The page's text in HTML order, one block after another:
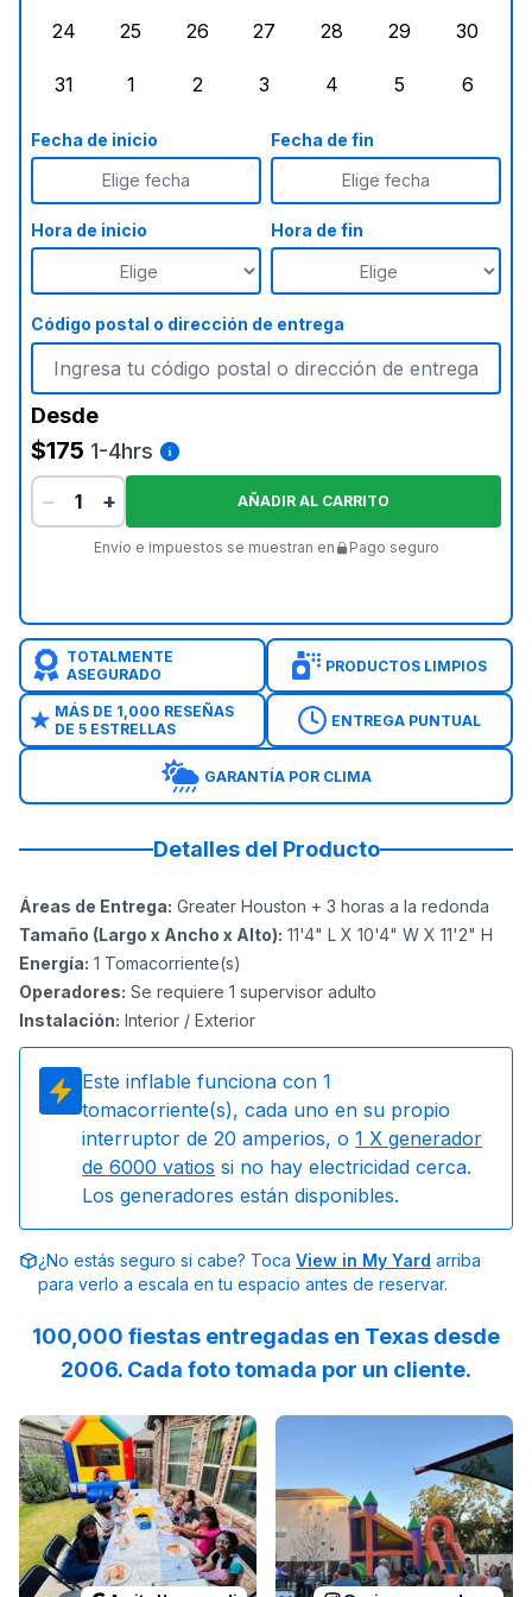
24
25
26
27
28
29
30
31
1
2
3
4
5
6
Fecha de inicio
Elige fecha
Fecha de fin
Elige fecha
Hora de inicio Hora de fin
Código postal o dirección de entrega
Desde
$175 1-4hrs
−
+ AÑADIR AL CARRITO
Envío e impuestos se muestran en Pago seguro
TOTALMENTE
ASEGURADO
PRODUCTOS LIMPIOS
MÁS DE 1,000 RESEÑAS
DE 5 ESTRELLAS
ENTREGA PUNTUAL
GARANTÍA POR CLIMA
Detalles del Producto
Áreas de Entrega: Greater Houston + 3 horas a la redonda
Tamaño (Largo x Ancho x Alto): 11'4" L X 10'4" W X 11'2" H
Energía: 1 Tomacorriente(s)
Operadores: Se requiere 1 supervisor adulto
Instalación: Interior / Exterior
Este inflable funciona con 1
tomacorriente(s), cada uno en su propio
interruptor de 20 amperios, o 1 X generador
de 6000 vatios si no hay electricidad cerca.
Los generadores están disponibles.
¿No estás seguro si cabe? Toca View in My Yard arriba
para verlo a escala en tu espacio antes de reservar.
100,000 fiestas entregadas en Texas desde
2006. Cada foto tomada por un cliente.
Reviewed onGoogleReviews We
Reviewed on by